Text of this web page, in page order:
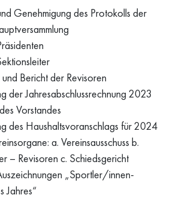
Genehmigung des Protokolls der
Bericht der Revisoren
der Jahresabschlussrechnung 2023
Vorstandes
des Haushaltsvoranschlags für 2024
a. Vereinsausschuss b.
– Revisoren c. Schiedsgericht
„Sportler/innen-
Jahres“